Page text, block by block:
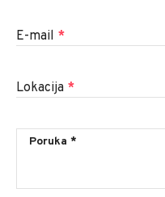
E-mail *
Lokacija *